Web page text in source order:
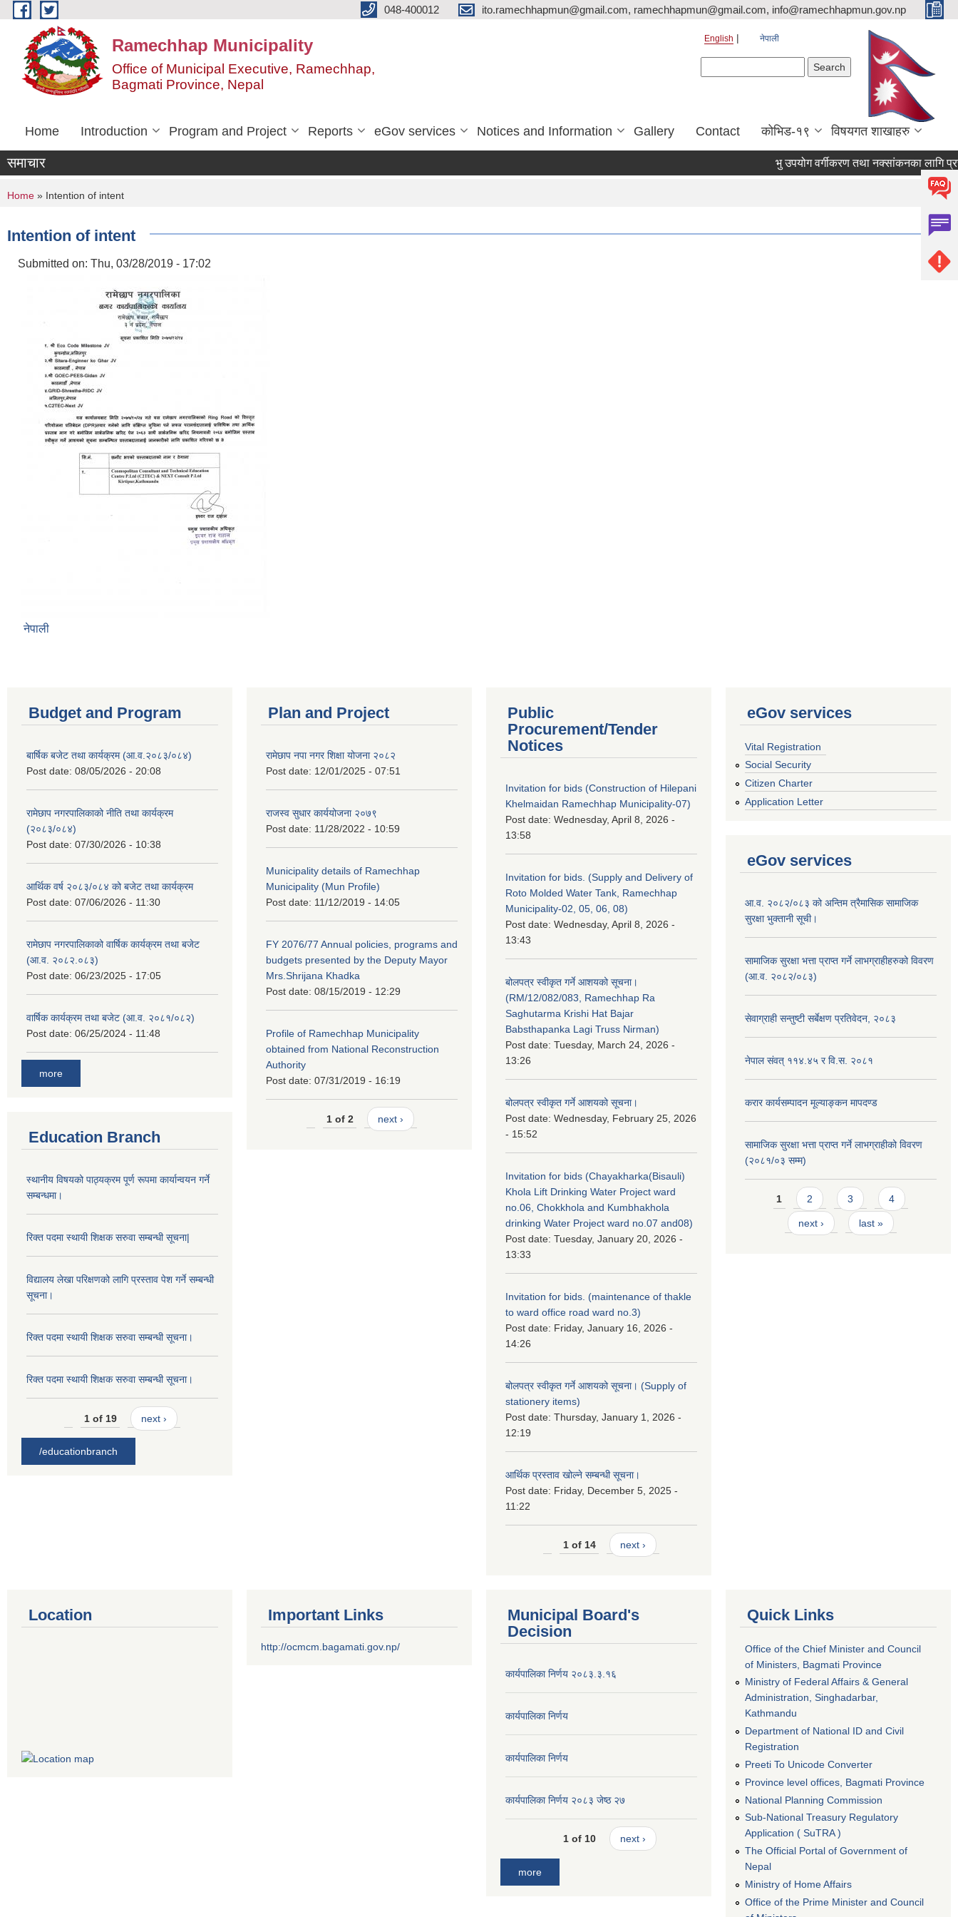
Skip to main content 048-400012 ito.ramechhapmun@gmail.com, ramechhapmun@gmail.com, info@ramechhapmun.gov.np
Ramechhap Municipality
Office of Municipal Executive, Ramechhap,
Bagmati Province, Nepal
English नेपाली
Home Introduction Program and Project Reports eGov services Notices and Information Gallery Contact कोभिड-१९ विषयगत शाखाहरु
समाचार भु उपयोग वर्गीकरण तथा नक्सांकनका लागि प्रस्ताव
You are here
Home » Intention of intent
Intention of intent
Submitted on: Thu, 03/28/2019 - 17:02
नेपाली
Budget and Program
बार्षिक बजेट तथा कार्यक्रम (आ.व.२०८३/०८४)
Post date: 08/05/2026 - 20:08
रामेछाप नगरपालिकाको नीति तथा कार्यक्रम
(२०८३/०८४)
Post date: 07/30/2026 - 10:38
आर्थिक वर्ष २०८३/०८४ को बजेट तथा कार्यक्रम
Post date: 07/06/2026 - 11:30
रामेछाप नगरपालिकाको वार्षिक कार्यक्रम तथा बजेट
(आ.व. २०८२.०८३)
Post date: 06/23/2025 - 17:05
वार्षिक कार्यक्रम तथा बजेट (आ.व. २०८१/०८२)
Post date: 06/25/2024 - 11:48
more
Education Branch
स्थानीय विषयको पाठ्यक्रम पूर्ण रूपमा कार्यान्वयन गर्ने
सम्बन्धमा।
रिक्त पदमा स्थायी शिक्षक सरुवा सम्बन्धी सूचना|
विद्यालय लेखा परिक्षणको लागि प्रस्ताव पेश गर्ने सम्बन्धी
सूचना।
रिक्त पदमा स्थायी शिक्षक सरुवा सम्बन्धी सूचना।
रिक्त पदमा स्थायी शिक्षक सरुवा सम्बन्धी सूचना।
1 of 19 next ›
/educationbranch
Plan and Project
रामेछाप नपा नगर शिक्षा योजना २०८२
Post date: 12/01/2025 - 07:51
राजस्व सुधार कार्ययोजना २०७९
Post date: 11/28/2022 - 10:59
Municipality details of Ramechhap
Municipality (Mun Profile)
Post date: 11/12/2019 - 14:05
FY 2076/77 Annual policies, programs and
budgets presented by the Deputy Mayor
Mrs.Shrijana Khadka
Post date: 08/15/2019 - 12:29
Profile of Ramechhap Municipality
obtained from National Reconstruction
Authority
Post date: 07/31/2019 - 16:19
1 of 2 next ›
Public
Procurement/Tender
Notices
Invitation for bids (Construction of Hilepani
Khelmaidan Ramechhap Municipality-07)
Post date: Wednesday, April 8, 2026 -
13:58
Invitation for bids. (Supply and Delivery of
Roto Molded Water Tank, Ramechhap
Municipality-02, 05, 06, 08)
Post date: Wednesday, April 8, 2026 -
13:43
बोलपत्र स्वीकृत गर्ने आशयको सूचना।
(RM/12/082/083, Ramechhap Ra
Saghutarma Krishi Hat Bajar
Babsthapanka Lagi Truss Nirman)
Post date: Tuesday, March 24, 2026 -
13:26
बोलपत्र स्वीकृत गर्ने आशयको सूचना।
Post date: Wednesday, February 25, 2026
- 15:52
Invitation for bids (Chayakharka(Bisauli)
Khola Lift Drinking Water Project ward
no.06, Chokkhola and Kumbhakhola
drinking Water Project ward no.07 and08)
Post date: Tuesday, January 20, 2026 -
13:33
Invitation for bids. (maintenance of thakle
to ward office road ward no.3)
Post date: Friday, January 16, 2026 -
14:26
बोलपत्र स्वीकृत गर्ने आशयको सूचना। (Supply of
stationery items)
Post date: Thursday, January 1, 2026 -
12:19
आर्थिक प्रस्ताव खोल्ने सम्बन्धी सूचना।
Post date: Friday, December 5, 2025 -
11:22
1 of 14 next ›
eGov services
Vital Registration
Social Security
Citizen Charter
Application Letter
eGov services
आ.व. २०८२/०८३ को अन्तिम त्रैमासिक सामाजिक
सुरक्षा भुक्तानी सूची।
सामाजिक सुरक्षा भत्ता प्राप्त गर्ने लाभग्राहीहरुको विवरण
(आ.व. २०८२/०८३)
सेवाग्राही सन्तुष्टी सर्बेक्षण प्रतिवेदन, २०८३
नेपाल संवत् ११४.४५ र वि.स. २०८१
करार कार्यसम्पादन मूल्याङ्कन मापदण्ड
सामाजिक सुरक्षा भत्ता प्राप्त गर्ने लाभग्राहीको विवरण
(२०८१/०३ सम्म)
Pages
1 2 3 4
next › last »
Location Important Links
http://ocmcm.bagamati.gov.np/
Municipal Board's
Decision
कार्यपालिका निर्णय २०८३.३.१६
कार्यपालिका निर्णय
कार्यपालिका निर्णय
कार्यपालिका निर्णय २०८३ जेष्ठ २७
1 of 10 next ›
more
Quick Links
Office of the Chief Minister and Council
of Ministers, Bagmati Province
Ministry of Federal Affairs & General
Administration, Singhadarbar,
Kathmandu
Department of National ID and Civil
Registration
Preeti To Unicode Converter
Province level offices, Bagmati Province
National Planning Commission
Sub-National Treasury Regulatory
Application ( SuTRA )
The Official Portal of Government of
Nepal
Ministry of Home Affairs
Office of the Prime Minister and Council